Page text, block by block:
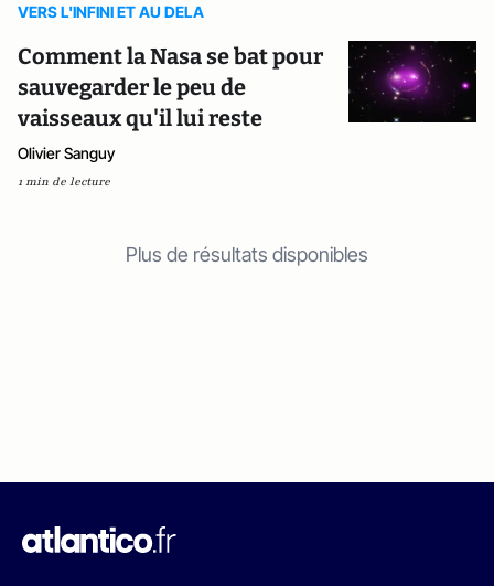
VERS L'INFINI ET AU DELA
Comment la Nasa se bat pour
sauvegarder le peu de
vaisseaux qu'il lui reste
Olivier Sanguy
1 min de lecture
Plus de résultats disponibles